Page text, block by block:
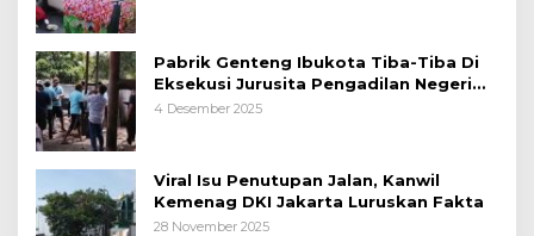
Pabrik Genteng Ibukota Tiba-Tiba Di
Eksekusi Jurusita Pengadilan Negeri
Tangerang, Diduga Cacat Hukum Sejak
4 Desember 2025
Viral Isu Penutupan Jalan, Kanwil
Kemenag DKI Jakarta Luruskan Fakta
28 November 2025